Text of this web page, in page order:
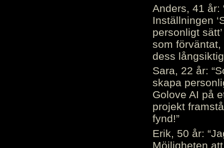
Anders, 41 år:
Inställningen
personligt
som
dess
Sara, 22 år:
skapa
Golove AI på
projekt
fynd!”
Erik, 50 år:
Möjligheten